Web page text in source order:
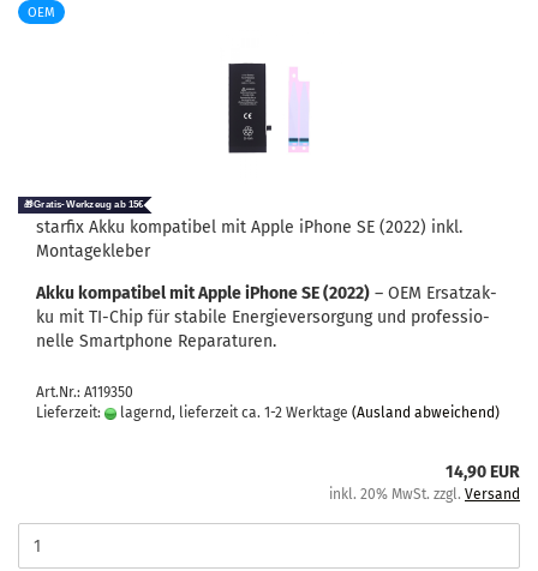
OEM
star­fix Akku kom­pa­ti­bel mit Apple iPho­ne SE (2022) inkl.
Mon­ta­ge­kle­ber
Akku kom­pa­ti­bel mit Apple iPho­ne SE (2022) – OEM Er­satz­ak­
ku mit TI-​Chip für sta­bi­le En­er­gie­ver­sor­gung und pro­fes­sio­
nel­le Smart­pho­ne Re­pa­ra­tu­ren.
Art.Nr.: A119350
Lieferzeit:
lagernd, lieferzeit ca. 1-2 Werktage (Ausland abweichend)
14,90 EUR
inkl. 20% MwSt. zzgl. Versand